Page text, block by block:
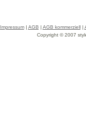
Impressum| AGB | AGB kommerziell|
Copyright © 2007